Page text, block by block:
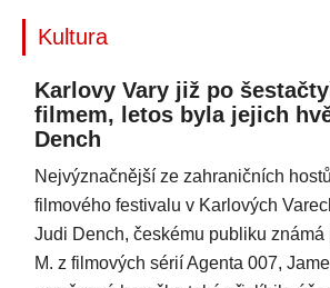
Kultura
Karlovy Vary již po
filmem, letos byla jejich
Dench
Nejvýznačnější ze zahraničních
filmového festivalu v Karlových
Judi Dench, českému publiku
M. z filmových sérií Agenta 007,